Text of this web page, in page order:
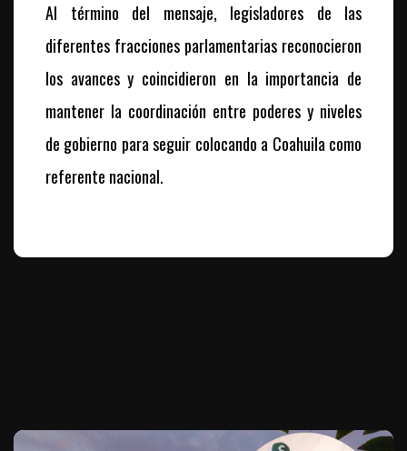
Al término del mensaje, legisladores de las
diferentes fracciones parlamentarias reconocieron
los avances y coincidieron en la importancia de
mantener la coordinación entre poderes y niveles
de gobierno para seguir colocando a Coahuila como
referente nacional.